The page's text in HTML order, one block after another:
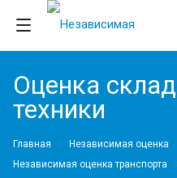
Оценка
техники
Главная
Независимая оценка
Независимая оценка транспорта